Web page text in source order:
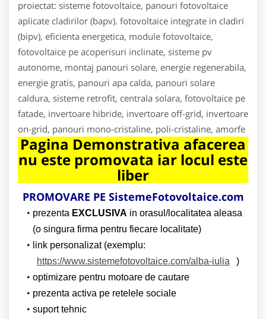
proiectat: sisteme fotovoltaice, panouri fotovoltaice
aplicate cladirilor (bapv). fotovoltaice integrate in cladiri
(bipv), eficienta energetica, module fotovoltaice,
fotovoltaice pe acoperisuri inclinate, sisteme pv
autonome, montaj panouri solare, energie regenerabila,
energie gratis, panouri apa calda, panouri solare
caldura, sisteme retrofit, centrala solara, fotovoltaice pe
fatade, invertoare hibride, invertoare off-grid, invertoare
on-grid, panouri mono-cristaline, poli-cristaline, amorfe
Pagina Demonstrativa afacerea
nu este promovata iar locul este
liber
PROMOVARE PE SistemeFotovoltaice.com
prezenta EXCLUSIVA in orasul/localitatea aleasa
(o singura firma pentru fiecare localitate)
link personalizat (exemplu:
https://www.sistemefotovoltaice.com/alba-iulia
)
optimizare pentru motoare de cautare
prezenta activa pe retelele sociale
suport tehnic